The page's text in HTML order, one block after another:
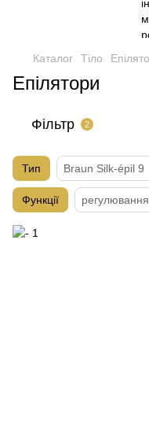
Каталог Тіло
Епілятори
Фільтр 2
Тип Braun Silk-épil 9
Функції